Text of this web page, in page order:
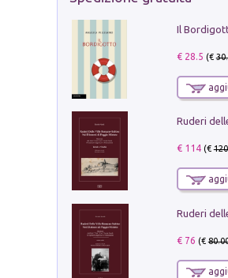
Il
€ 28.5 (€
€ 114(€
€ 76 (€